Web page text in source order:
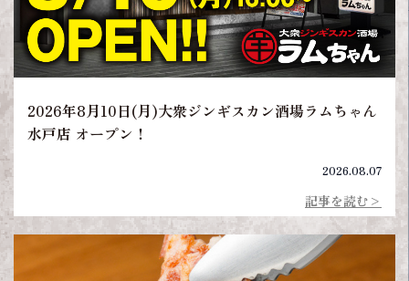
2026年8月10日(月)大衆ジンギスカン酒場ラムちゃん
水戸店 オープン！
2026.08.07
記事を読む>